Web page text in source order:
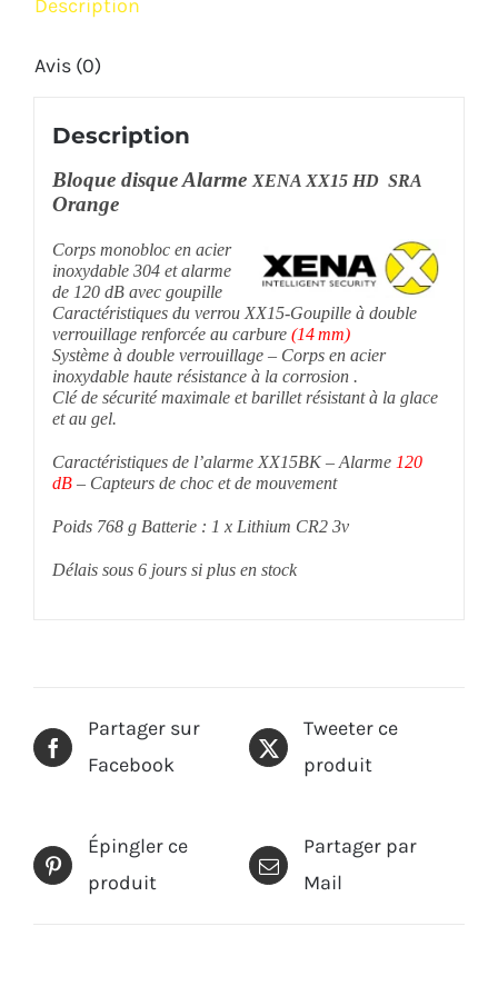
Avis (0)
Description
Bloque disque Alarme XENA XX15 HD SRA
Orange
Corps monobloc en acier
inoxydable 304 et alarme
de 120 dB avec goupille
Caractéristiques du verrou XX15-Goupille à double
verrouillage renforcée au carbure(14 mm)
Système à double verrouillage – Corps en acier
inoxydable haute résistance à la corrosion .
Clé de sécurité maximale et barillet résistant à la glace
et au gel.
Caractéristiques de l’alarme XX15BK – Alarme 120
dB– Capteurs de choc et de mouvement
Poids 768 g Batterie : 1 x Lithium CR2 3v
Délais sous 6 jours si plus en stock
Partager sur
Facebook
Tweeter ce
produit
Épingler ce
produit
Partager par
Mail